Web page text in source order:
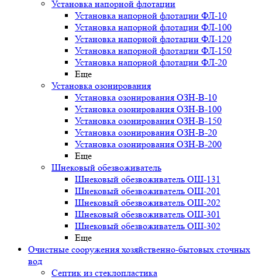
Установка напорной флотации
Установка напорной флотации ФЛ-10
Установка напорной флотации ФЛ-100
Установка напорной флотации ФЛ-120
Установка напорной флотации ФЛ-150
Установка напорной флотации ФЛ-20
Еще
Установка озонирования
Установка озонирования ОЗН-В-10
Установка озонирования ОЗН-В-100
Установка озонирования ОЗН-В-150
Установка озонирования ОЗН-В-20
Установка озонирования ОЗН-В-200
Еще
Шнековый обезвоживатель
Шнековый обезвоживатель ОШ-131
Шнековый обезвоживатель ОШ-201
Шнековый обезвоживатель ОШ-202
Шнековый обезвоживатель ОШ-301
Шнековый обезвоживатель ОШ-302
Еще
Очистные сооружения хозяйственно-бытовых сточных
вод
Септик из стеклопластика